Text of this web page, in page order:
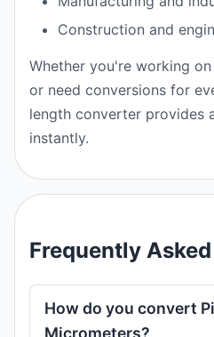
Construction and
Whether you're working
or need conversions for
length converter provides
instantly.
Frequently
How do you convert
Micrometers?